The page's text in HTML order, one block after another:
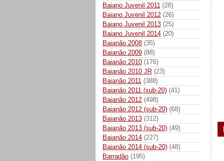
Baiano Juvenil 2011 (28)
Baiano Juvenil 2012 (26)
Baiano Juvenil 2013 (25)
Baiano Juvenil 2014 (20)
Baianão 2008 (35)
Baianão 2009 (88)
Baianão 2010 (176)
Baianão 2010 JR (23)
Baianão 2011 (388)
Baianão 2011 (sub-20) (41)
Baianão 2012 (498)
Baianão 2012 (sub-20) (68)
Baianão 2013 (312)
Baianão 2013 (sub-20) (49)
Baianão 2014 (227)
Baianão 2014 (sub-20) (48)
Barradão (195)